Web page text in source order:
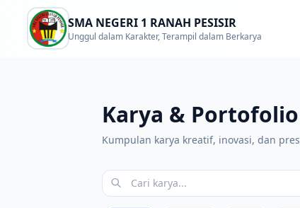
SMA NEGERI 1 RANAH PESISIR
Unggul dalam Karakter, Terampil dalam Berkarya
Karya & Portofolio
Kumpulan karya kreatif, inovasi, dan